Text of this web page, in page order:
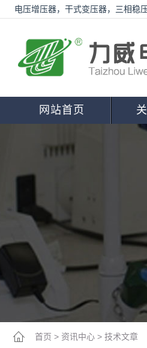
电压增压器，干式变压器，三相稳
网站首页
首页 > 资讯中心 > 技术文章